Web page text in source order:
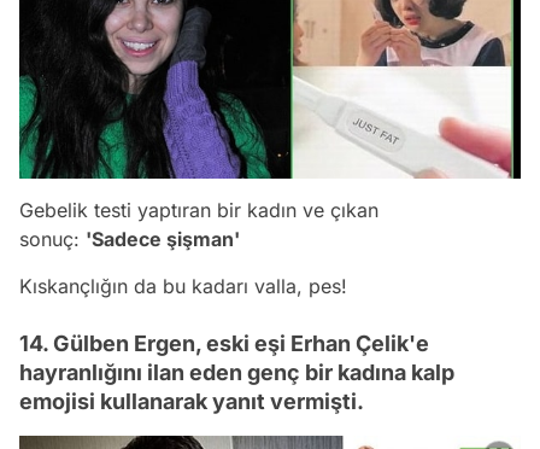
Gebelik testi yaptıran bir kadın ve çıkan
sonuç: 'Sadece şişman'
Kıskançlığın da bu kadarı valla, pes!
14. Gülben Ergen, eski eşi Erhan Çelik'e
hayranlığını ilan eden genç bir kadına kalp
emojisi kullanarak yanıt vermişti.